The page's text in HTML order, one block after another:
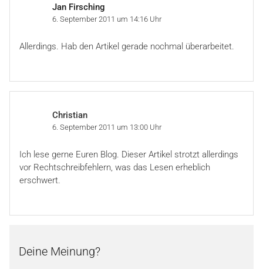
Jan Firsching
6. September 2011 um 14:16 Uhr
Allerdings. Hab den Artikel gerade nochmal überarbeitet.
Christian
6. September 2011 um 13:00 Uhr
Ich lese gerne Euren Blog. Dieser Artikel strotzt allerdings
vor Rechtschreibfehlern, was das Lesen erheblich
erschwert.
Deine Meinung?